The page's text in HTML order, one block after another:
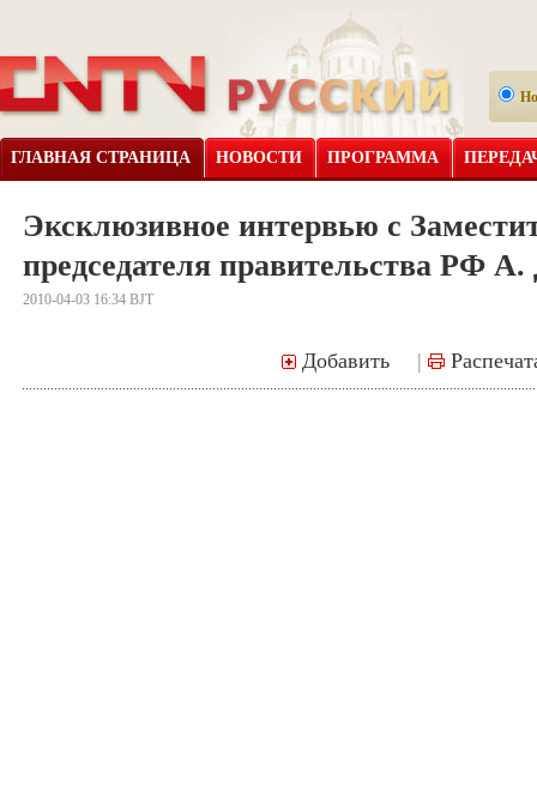
ГЛАВНАЯ СТРАНИЦА НОВОСТИ ПРОГРАММА
Эксклюзивное интервью с
председателя правительства РФ
2010-04-03 16:34 BJT
Добавить |